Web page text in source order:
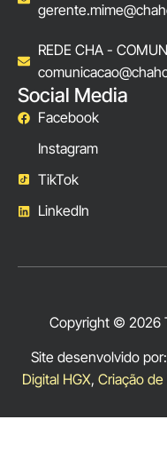
REDE CHA -
Social Media
Facebook
Instagram
TikTok
LinkedIn
Copyright © 2026
Site desenvolvido por:
Digital HGX, Criação